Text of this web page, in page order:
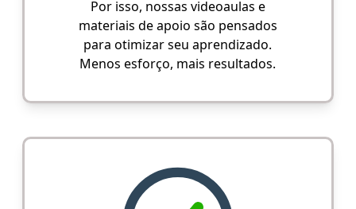
Por isso, nossas videoaulas e
materiais de apoio são pensados
para otimizar seu aprendizado.
Menos esforço, mais resultados.